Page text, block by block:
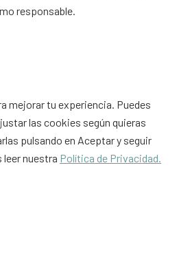
responsable.
mejorar tu experiencia. Puedes
las cookies según quieras
pulsando en Aceptary seguir
leer nuestra Política de Privacidad.